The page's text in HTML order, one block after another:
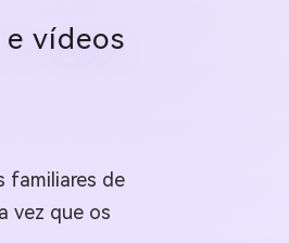
vídeos
familiares de
vez que os